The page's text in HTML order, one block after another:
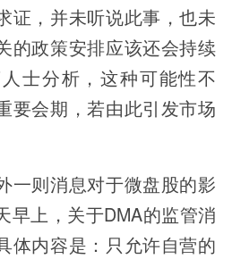
证，并未听说此事，也未
的政策安排应该还会持续
士分析，这种可能性不
要会期，若由此引发市场
一则消息对于微盘股的影
早上，关于DMA的监管消
体内容是：只允许自营的